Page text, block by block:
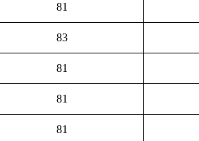
81
83
81
81
81